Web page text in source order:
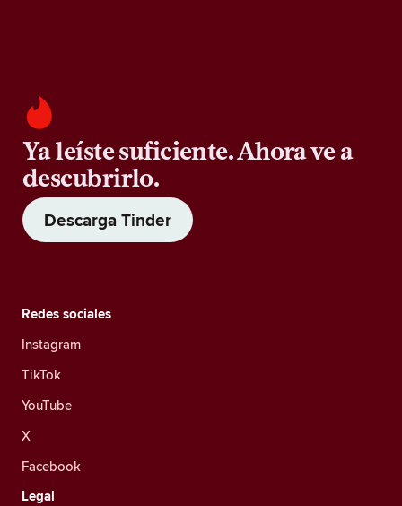
Ya leíste suficiente. Ahora ve a
descubrirlo.
Descarga Tinder
Redes sociales
Instagram
TikTok
YouTube
X
Facebook
Legal